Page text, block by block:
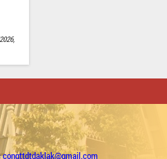
congttdtdaklak@gmail.com